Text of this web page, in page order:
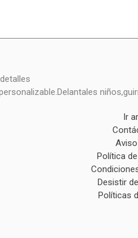
Ir
Política
Desistir
Políticas